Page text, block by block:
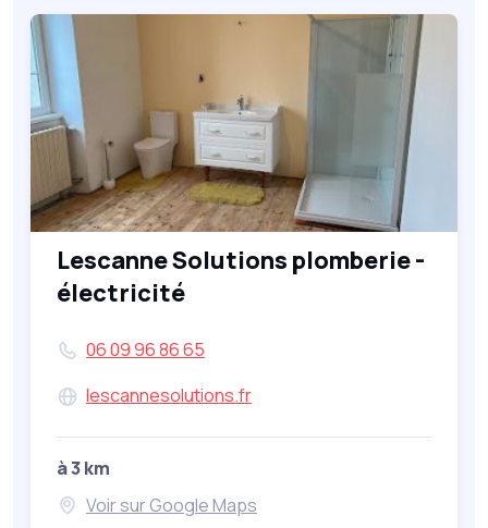
Lescanne Solutions plomberie -
électricité
06 09 96 86 65
lescannesolutions.fr
à 3 km
Voir sur Google Maps